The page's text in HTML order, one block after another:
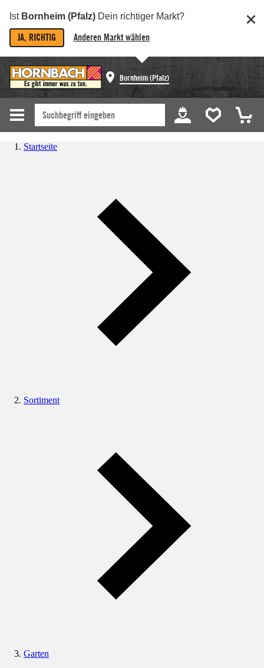
Ist Bornheim (Pfalz) Dein richtiger Markt?
JA, RICHTIG Anderen Markt wählen
Bornheim (Pfalz)
Startseite
Sortiment
Garten